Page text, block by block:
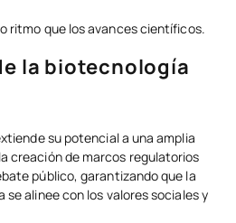
ritmo que los avances científicos.
la biotecnología
su potencial a una amplia
creación de marcos regulatorios
público, garantizando que la
alinee con los valores sociales y